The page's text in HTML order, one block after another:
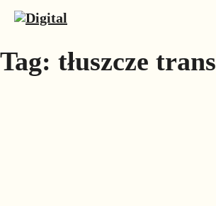
Tag: tłuszcze trans